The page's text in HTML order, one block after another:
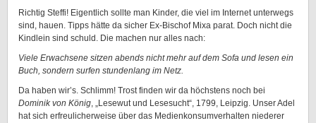
Richtig Steffi! Eigentlich sollte man Kinder, die viel im Internet unterwegs
sind, hauen. Tipps hätte da sicher Ex-Bischof Mixa parat. Doch nicht die
Kindlein sind schuld. Die machen nur alles nach:
Viele Erwachsene sitzen abends nicht mehr auf dem Sofa und lesen ein
Buch, sondern surfen stundenlang im Netz.
Da haben wir’s. Schlimm! Trost finden wir da höchstens noch bei
Dominik von König, „Lesewut und Lesesucht“, 1799, Leipzig. Unser Adel
hat sich erfreulicherweise über das Medienkonsumverhalten niederer